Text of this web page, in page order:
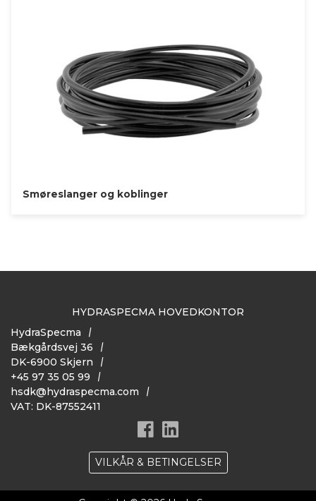
Smøreslanger og koblinger
HYDRASPECMA HOVEDKONTOR
HydraSpecma
Bækgårdsvej 36
DK-6900 Skjern
+45 97 35 05 99
hsdk@hydraspecma.com
VAT: DK-87552411
VILKÅR & BETINGELSER